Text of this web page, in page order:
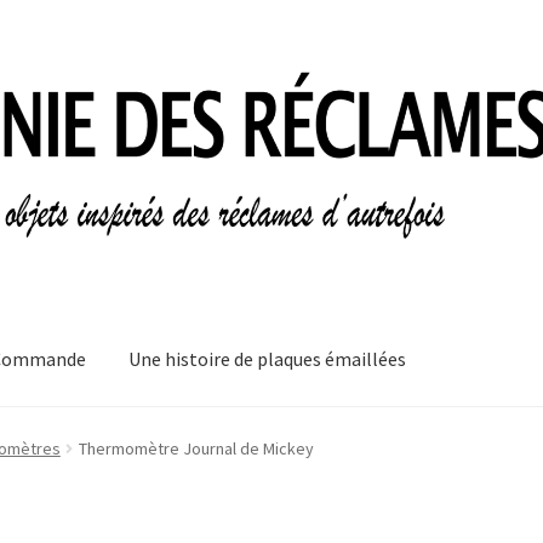
Une histoire de plaques émaillées
Informations légales Ma Commande
Thermomètre Journal de Mickey